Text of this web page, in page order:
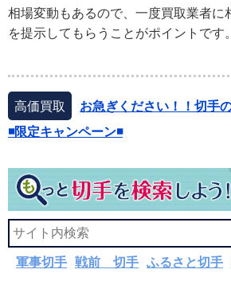
相場変動もあるので、一度買取業者に
を提示してもらうことがポイントです。
高価買取
お急ぎください！！切手
◾️限定キャンペーン◾️
軍事切手 戦前 切手 ふるさと切手